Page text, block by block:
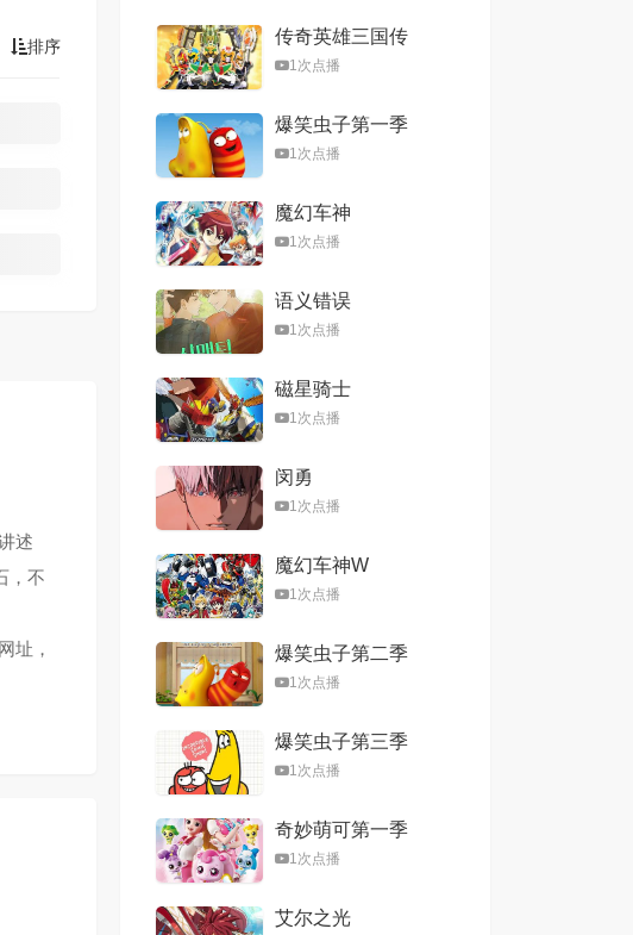
排序
述
，不
址，
传奇英雄三国传
1次点播
爆笑虫子第一季
1次点播
魔幻车神
1次点播
语义错误
1次点播
磁星骑士
1次点播
闵勇
1次点播
魔幻车神W
1次点播
爆笑虫子第二季
1次点播
爆笑虫子第三季
1次点播
奇妙萌可第一季
1次点播
艾尔之光